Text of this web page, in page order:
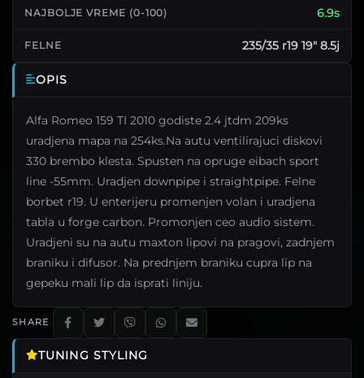
NAJBOLJE VREME (0-100) 6.9s
FELNE 235/35 r19 19" 8.5j
OPIS
Alfa Romeo 159 TI 2010 godiste 2.4 jtdm 209ks
uradjena mapa na 254ks.Na autu ventilirajuci diskovi
330 brembo klesta. Spusten na opruge eibach sport
line -55mm. Uradjen downpipe i straightpipe. Felne
borbet r19. U enterijeru promenjen volan i uradjena
tabla u forge carbon. Promonjen ceo audio sistem.
Uradjeni su na autu maxton lipovi na pragovi, zadnjem
braniku i difusor. Na prednjem braniku cupra lip na
gepeku mali lip da isprati liniju.
SHARE
TUNING STYLING